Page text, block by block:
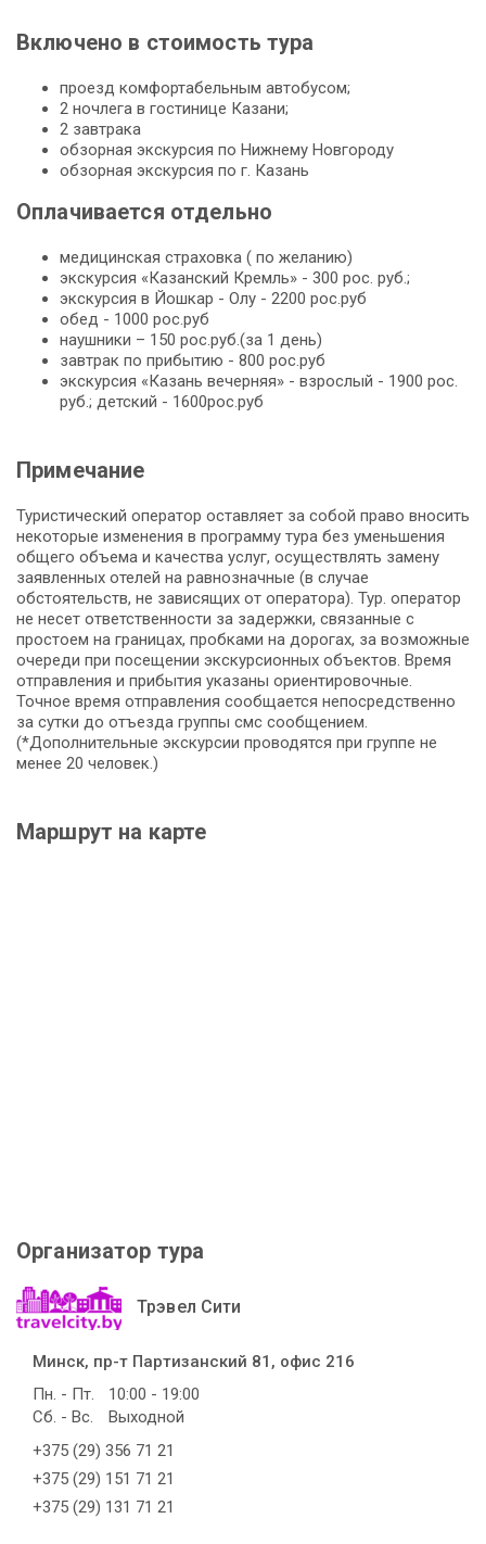
Включено в стоимость тура
проезд комфортабельным автобусом;
2 ночлега в гостинице Казани;
2 завтрака
обзорная экскурсия по Нижнему Новгороду
обзорная экскурсия по г. Казань
Оплачивается отдельно
медицинская страховка ( по желанию)
экскурсия «Казанский Кремль» - 300 рос. руб.;
экскурсия в Йошкар - Олу - 2200 рос.руб
обед - 1000 рос.руб
наушники – 150 рос.руб.(за 1 день)
завтрак по прибытию - 800 рос.руб
экскурсия «Казань вечерняя» - взрослый - 1900 рос.
руб.; детский - 1600рос.руб
Примечание
Туристический оператор оставляет за собой право вносить
некоторые изменения в программу тура без уменьшения
общего объема и качества услуг, осуществлять замену
заявленных отелей на равнозначные (в случае
обстоятельств, не зависящих от оператора). Тур. оператор
не несет ответственности за задержки, связанные с
простоем на границах, пробками на дорогах, за возможные
очереди при посещении экскурсионных объектов. Время
отправления и прибытия указаны ориентировочные.
Точное время отправления сообщается непосредственно
за сутки до отъезда группы смс сообщением.
(*Дополнительные экскурсии проводятся при группе не
менее 20 человек.)
Маршрут на карте
Организатор тура
Трэвел Сити
Минск, пр-т Партизанский 81, офис 216
Пн. - Пт.
10:00 - 19:00
Сб. - Вс.
Выходной
+375 (29) 356 71 21
+375 (29) 151 71 21
+375 (29) 131 71 21